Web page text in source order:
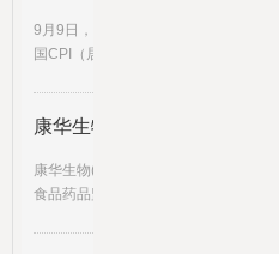
9月9日，国家统计局发布数据显示，8
国CPI（居民消费价格指数）
康华生物：重组六价诺如病毒
康华生物(300841)9月7日晚间公告，收
食品药品监督管理局(FDA)的